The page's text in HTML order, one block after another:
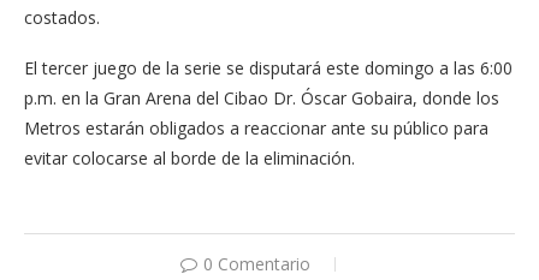
costados.
El tercer juego de la serie se disputará este domingo a las 6:00
p.m. en la Gran Arena del Cibao Dr. Óscar Gobaira, donde los
Metros estarán obligados a reaccionar ante su público para
evitar colocarse al borde de la eliminación.
0 Comentario